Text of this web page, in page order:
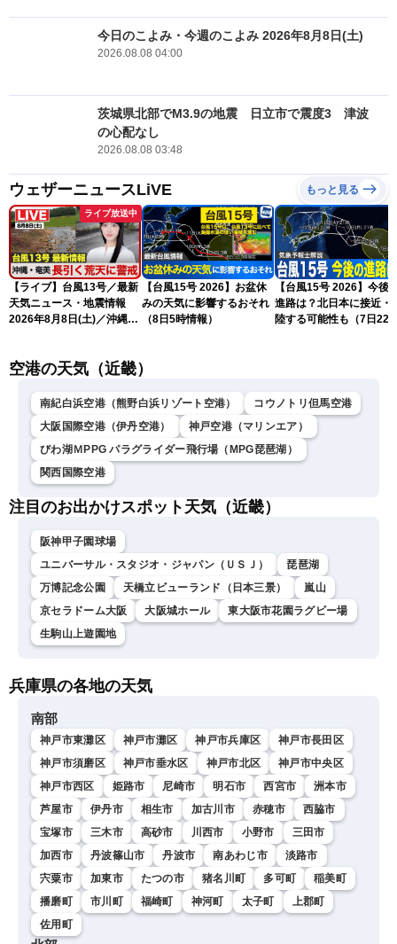
今日のこよみ・今週のこよみ 2026年8月8日(土)
2026.08.08 04:00
茨城県北部でM3.9の地震 日立市で震度3 津波
の心配なし
2026.08.08 03:48
ウェザーニュースLiVE もっと見る
ライブ放送中
【ライブ】台風13号／最新
天気ニュース・地震情報
2026年8月8日(土)／沖縄・
〈ウェザーニュースLiVEモ
剛央〉
【台風15号 2026】お盆休
みの天気に影響するおそれ
（8日5時情報）
【台風15号 2026】今後
進路は？北日本に接近・
陸する可能性も（7日22
空港の天気（近畿）
南紀白浜空港（熊野白浜リゾート空港）
コウノトリ但馬空港
大阪国際空港（伊丹空港）
神戸空港（マリンエア）
びわ湖ＭPPG パラグライダー飛行場（MPG琵琶湖）
関西国際空港
注目のお出かけスポット天気（近畿）
阪神甲子園球場
ユニバーサル・スタジオ・ジャパン（ＵＳＪ）
琵琶湖
万博記念公園
天橋立ビューランド（日本三景）
嵐山
京セラドーム大阪
大阪城ホール
東大阪市花園ラグビー場
生駒山上遊園地
兵庫県の各地の天気
南部
神戸市東灘区 神戸市灘区 神戸市兵庫区
神戸市長田区
神戸市須磨区
神戸市垂水区 神戸市北区
神戸市中央区
神戸市西区
姫路市 尼崎市 明石市 西宮市
洲本市
芦屋市
伊丹市 相生市 加古川市 赤穂市
西脇市
宝塚市
三木市 高砂市 川西市 小野市
三田市
加西市
丹波篠山市 丹波市 南あわじ市
淡路市
宍粟市
加東市 たつの市 猪名川町 多可町
稲美町
播磨町
市川町 福崎町 神河町 太子町
上郡町
佐用町